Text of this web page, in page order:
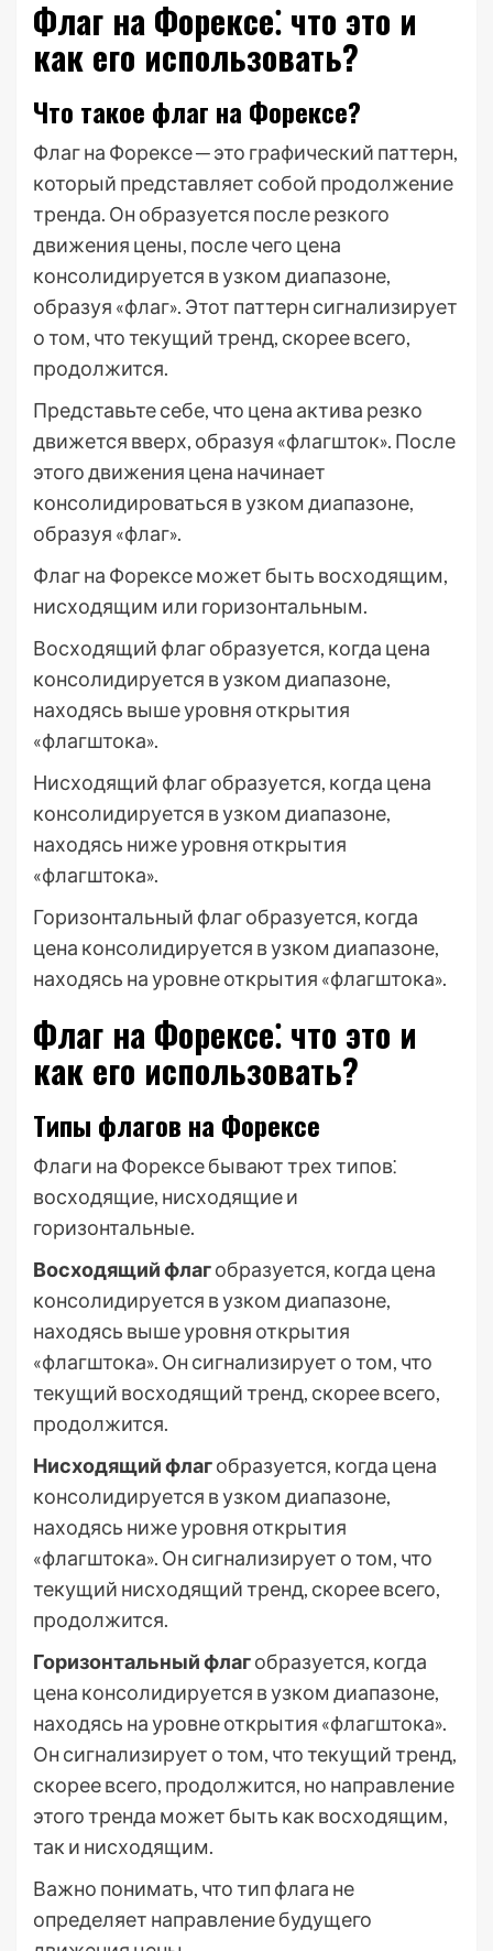
Флаг на Форексе⁚ что это и
как его использовать?
Что такое флаг на Форексе?
Флаг на Форексе ─ это графический паттерн,
который представляет собой продолжение
тренда. Он образуется после резкого
движения цены, после чего цена
консолидируется в узком диапазоне,
образуя «флаг». Этот паттерн сигнализирует
о том, что текущий тренд, скорее всего,
продолжится.
Представьте себе, что цена актива резко
движется вверх, образуя «флагшток». После
этого движения цена начинает
консолидироваться в узком диапазоне,
образуя «флаг».
Флаг на Форексе может быть восходящим,
нисходящим или горизонтальным.
Восходящий флаг образуется, когда цена
консолидируется в узком диапазоне,
находясь выше уровня открытия
«флагштока».
Нисходящий флаг образуется, когда цена
консолидируется в узком диапазоне,
находясь ниже уровня открытия
«флагштока».
Горизонтальный флаг образуется, когда
цена консолидируется в узком диапазоне,
находясь на уровне открытия «флагштока».
Флаг на Форексе⁚ что это и
как его использовать?
Типы флагов на Форексе
Флаги на Форексе бывают трех типов⁚
восходящие, нисходящие и
горизонтальные.
Восходящий флагобразуется, когда цена
консолидируется в узком диапазоне,
находясь выше уровня открытия
«флагштока». Он сигнализирует о том, что
текущий восходящий тренд, скорее всего,
продолжится.
Нисходящий флагобразуется, когда цена
консолидируется в узком диапазоне,
находясь ниже уровня открытия
«флагштока». Он сигнализирует о том, что
текущий нисходящий тренд, скорее всего,
продолжится.
Горизонтальный флагобразуется, когда
цена консолидируется в узком диапазоне,
находясь на уровне открытия «флагштока».
Он сигнализирует о том, что текущий тренд,
скорее всего, продолжится, но направление
этого тренда может быть как восходящим,
так и нисходящим.
Важно понимать, что тип флага не
определяет направление будущего